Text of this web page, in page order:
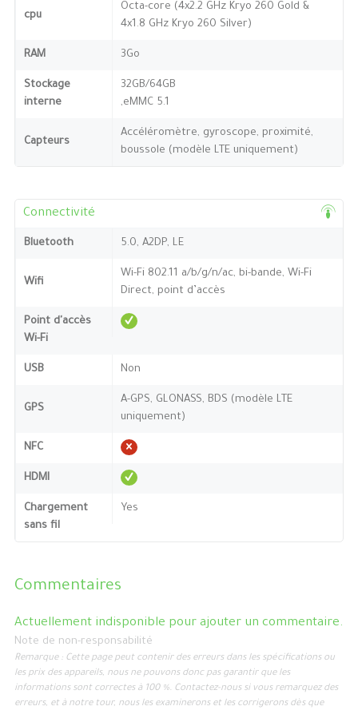
cpu
Octa-core (4x2.2 GHz Kryo 260 Gold &
4x1.8 GHz Kryo 260 Silver)
RAM 3Go
Stockage
interne
32GB/64GB
,eMMC 5.1
Capteurs
Accéléromètre, gyroscope, proximité,
boussole (modèle LTE uniquement)
Connectivité
Bluetooth 5.0, A2DP, LE
Wifi
Wi-Fi 802.11 a/b/g/n/ac, bi-bande, Wi-Fi
Direct, point d’accès
Point d'accès
Wi-Fi
USB Non
GPS
A-GPS, GLONASS, BDS (modèle LTE
uniquement)
NFC
HDMI
Chargement
sans fil
Yes
Commentaires
Actuellement indisponible pour ajouter un commentaire.
Note de non-responsabilité
Remarque : Cette page peut contenir des erreurs dans les spécifications ou
les prix des appareils, nous ne pouvons donc pas garantir que les
informations sont correctes à 100 %. Contactez-nous si vous remarquez des
erreurs, et à notre tour, nous les examinerons et les corrigerons dès que